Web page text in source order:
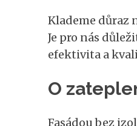
Klademe důraz
Je pro nás
efektivita a
O
Fasádou bez